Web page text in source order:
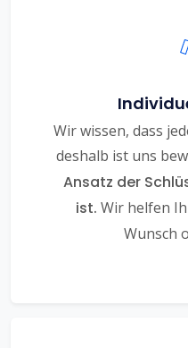
Wir wissen, dass
deshalb ist uns
Ansatz der
ist. Wir helfen
Wunsch